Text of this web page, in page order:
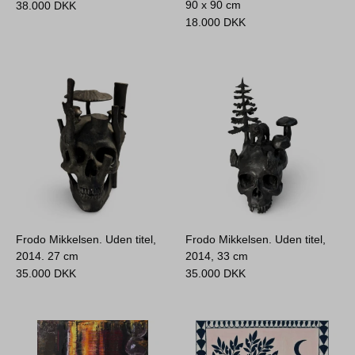
38.000 DKK
90 x 90 cm
18.000 DKK
Frodo Mikkelsen. Uden titel,
2014. 27 cm
35.000 DKK
Frodo Mikkelsen. Uden titel,
2014,33 cm
35.000 DKK